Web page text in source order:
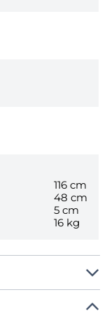
116 cm
48 cm
5 cm
16 kg